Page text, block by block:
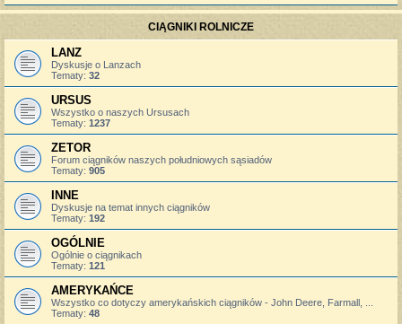
CIĄGNIKI ROLNICZE
LANZ
Dyskusje o Lanzach
Tematy: 32
URSUS
Wszystko o naszych Ursusach
Tematy: 1237
ZETOR
Forum ciągników naszych południowych sąsiadów
Tematy: 905
INNE
Dyskusje na temat innych ciągników
Tematy: 192
OGÓLNIE
Ogólnie o ciągnikach
Tematy: 121
AMERYKAŃCE
Wszystko co dotyczy amerykańskich ciągników - John Deere, Farmall, ...
Tematy: 48